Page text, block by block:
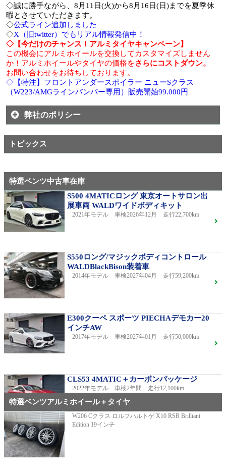
◇誠に勝手ながら、8月11日(火)から8月16日(日)までを夏季休
暇とさせていただきます。
◇公式ライン追加しました
◇X（旧twitter）でもリアル情報発信中！
◇【今だけのチャンス！アルミタイヤキャンペーン】
この機会にアルミホイールを交換してカスタマイズしません
か！アルミホイールやタイヤの価格をさらにコストダウン。
お問い合わせをお待ちしております。
◇【特注】フロントアンダースポイラー ニューSクラス
（W223/AMGラインバンパー専用）販売開始99.000円
弊社のポリシー
トピックス
特選ベンツ中古車在庫
S500 4MATICロング 東京オートサロン出
展車両 WALDワイドボディキット
2021年モデル 車検2026年12月 走行22,700km
S550ロング/マジックボディコントロール
WALDBlackBison装着車
2014年モデル 車検2027年04月 走行59,200km
E300クーペ スポーツ PIECHAデモカー20
インチAW
2017年モデル 車検2027年01月 走行50,000km
CLS53 4MATIC＋カーボンパッケージ
2022年モデル 車検2年間 走行12,100km
特選ベンツアルミホイール＋タイヤ
W206 Cクラス ロルフハルトゲ X10 RSR Brilliant
Edition 19インチ